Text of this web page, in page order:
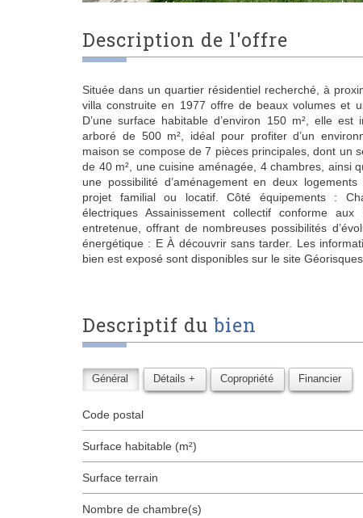
description de l'offre
Située dans un quartier résidentiel recherché, à
villa construite en 1977 offre de beaux volumes et
D’une surface habitable d’environ 150 m², elle
arboré de 500 m², idéal pour profiter d’un
maison se compose de 7 pièces principales, dont un
de 40 m², une cuisine aménagée, 4 chambres, ainsi
une possibilité d’aménagement en deux
projet familial ou locatif. Côté équipements :
électriques Assainissement collectif conforme
entretenue, offrant de nombreuses possibilités
énergétique : E À découvrir sans tarder. Les
bien est exposé sont disponibles sur le site Géorisques
descriptif du bien
Général Détails + Copropriété Financier
Code postal
Surface habitable (m²)
surface terrain
Nombre de chambre(s)